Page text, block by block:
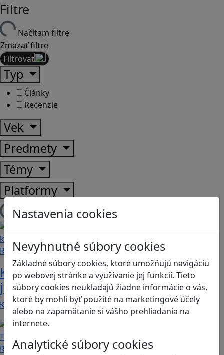
Nastavenia cookies
Nevyhnutné súbory cookies
Základné súbory cookies, ktoré umožňujú navigáciu
po webovej stránke a využívanie jej funkcií. Tieto
súbory cookies neukladajú žiadne informácie o vás,
ktoré by mohli byť použité na marketingové účely
alebo na zapamätanie si vášho prehliadania na
internete.
Analytické súbory cookies
Filtre
Načítam filtre
Zmazať filtre
Filtrovať
Typ
Články
Recenzie
Vek
Predmety
Témy
Platformy
Načítam blogy
Recenzie
Kerbal Space Program: Keď zlyhanie
je len ďalším krokom k úspechu
Kerbal Space Program je detailná a pútavá…
Recenzie